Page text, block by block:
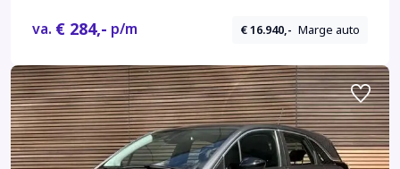
va. € 284,- p/m € 16.940,- Marge auto